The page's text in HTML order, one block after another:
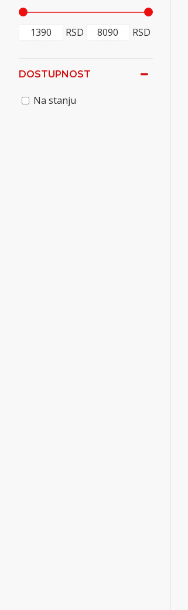
RSD RSD
DOSTUPNOST
Na stanju